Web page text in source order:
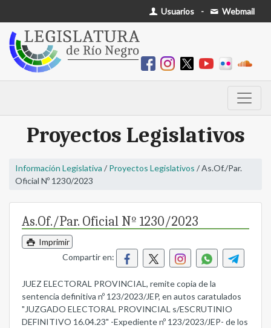
Usuarios - Webmail
Proyectos Legislativos
Información Legislativa / Proyectos Legislativos / As.Of./Par.
Oficial Nº 1230/2023
As.Of./Par. Oficial Nº 1230/2023
Imprimir
Compartir en:
JUEZ ELECTORAL PROVINCIAL, remite copia de la
sentencia definitiva nº 123/2023/JEP, en autos caratulados
"JUZGADO ELECTORAL PROVINCIAL s/ESCRUTINIO
DEFINITIVO 16.04.23" -Expediente nº 123/2023/JEP- de los